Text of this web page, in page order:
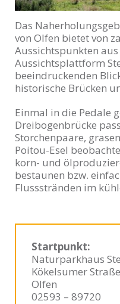
Das
von Olfen bietet von
Aussichtspunkten aus
Aussichtsplattform
beeindruckenden
historische Brücken
Einmal in die Pedale
Dreibogenbrücke
Storchenpaare,
Poitou-Esel
korn- und
bestaunen bzw.
Flussstränden im
Startpunkt:
Naturparkhaus
Kökelsumer
Olfen
02593 – 89720